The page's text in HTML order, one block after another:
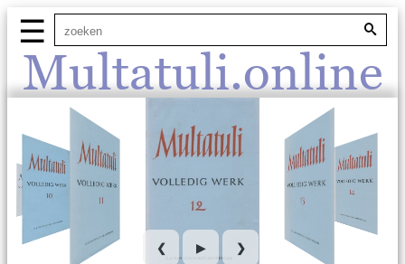
Multatuli.online
☰
❮ ▶ ❯